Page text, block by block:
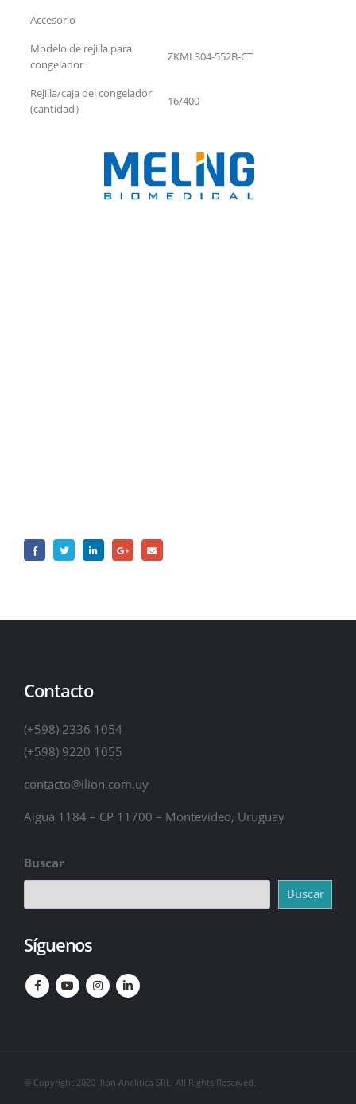
Accesorio
Modelo de rejilla para
congelador
ZKML304-552B-CT
Rejilla/caja del congelador
(cantidad）
16/400
Contacto
(+598) 2336 1054
(+598) 9220 1055
contacto@ilion.com.uy
Aiguá 1184 – CP 11700 – Montevideo, Uruguay
Buscar
Buscar
Síguenos
© Copyright 2020 Ilión Analítica SRL. All Rights Reserved.